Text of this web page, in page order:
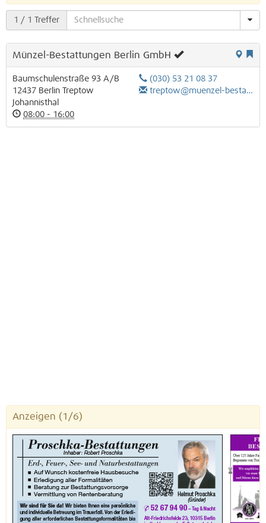
1 / 1 Treffer
Münzel-Bestattungen Berlin GmbH
Baumschulenstraße 93 A/B
12437 Berlin Treptow
Johannisthal
08:00 - 16:00
(030) 53 21 08 37
treptow@muenzel-bestattungen.de
Anzeigen (1/6)